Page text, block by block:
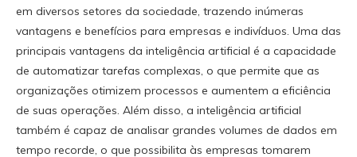
em diversos setores da sociedade, trazendo inúmeras
vantagens e benefícios para empresas e indivíduos. Uma das
principais vantagens da inteligência artificial é a capacidade
de automatizar tarefas complexas, o que permite que as
organizações otimizem processos e aumentem a eficiência
de suas operações. Além disso, a inteligência artificial
também é capaz de analisar grandes volumes de dados em
tempo recorde, o que possibilita às empresas tomarem